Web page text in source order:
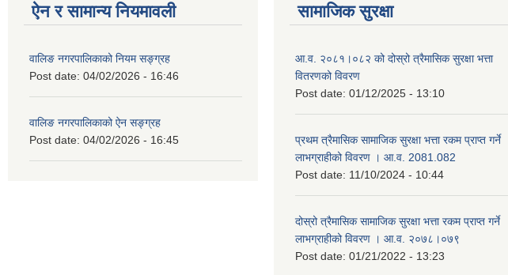
ऐन र सामान्य नियमावली
वालिङ नगरपालिकाको नियम सङ्ग्रह
Post date: 04/02/2026 - 16:46
वालिङ नगरपालिकाको ऐन सङ्ग्रह
Post date: 04/02/2026 - 16:45
सामाजिक सुरक्षा
आ.व. २०८१।०८२ को दोस्रो त्रैमासिक सुरक्षा भत्ता
वितरणको विवरण
Post date: 01/12/2025 - 13:10
प्रथम त्रैमासिक सामाजिक सुरक्षा भत्ता रकम प्राप्त गर्ने
लाभग्राहीको विवरण । आ.व. 2081.082
Post date: 11/10/2024 - 10:44
दोस्रो त्रैमासिक सामाजिक सुरक्षा भत्ता रकम प्राप्त गर्ने
लाभग्राहीको विवरण । आ.व. २०७८।०७९
Post date: 01/21/2022 - 13:23